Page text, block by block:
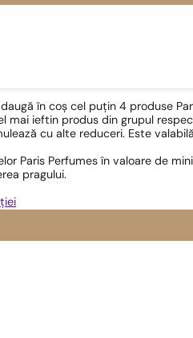
în coș cel puțin 4 produse
mai ieftin produs din grupul
cu alte reduceri. Este
Paris Perfumes în valoare de
pragului.